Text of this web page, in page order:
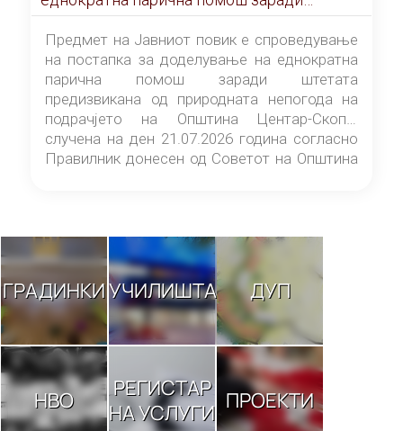
штетата предизвикана од природната
непогода на подрачјето на Општина
Центар-Скопје случена на ден 21.07.2026
година
Предмет на Јавниот повик е спроведување
на постапка за доделување на еднократна
парична помош заради штетата
предизвикана од природната непогода на
подрачјето на Општина Центар-Скопје
случена на ден 21.07.2026 година согласно
Правилник донесен од Советот на Општина
ГРАДИНКИУЧИЛИШТА ДУП
НВО
РЕГИСТАР
НА УСЛУГИ ПРОЕКТИ